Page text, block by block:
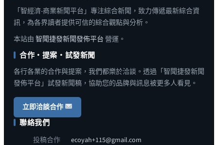
「智經濟-商業新聞平台」專注綜合新聞，致力傳遞最新綜合資
訊，為各界讀者提供可信的綜合觀點與分析。
本站由 智聞捷發新聞發佈平台 營運。
合作・提案・試發新聞
各行各業的合作與提案，我們都樂於洽談。透過「智聞捷發新聞
發佈平台」試發新聞稿，協助您的品牌與訊息被更多人看見。
立即洽談合作
聯絡我們
投稿合作 ecoyah+115@gmail.com